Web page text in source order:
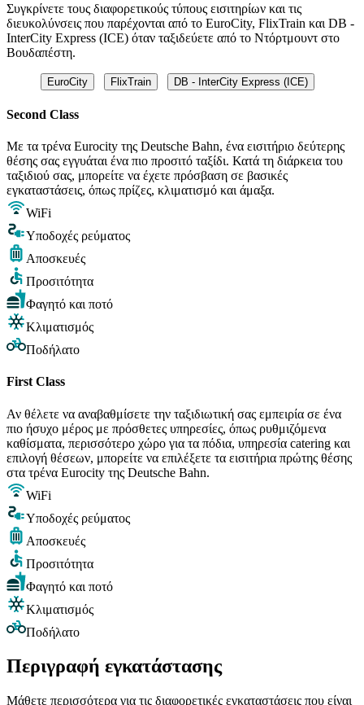
Συγκρίνετε τους διαφορετικούς τύπους εισιτηρίων και τις
διευκολύνσεις που παρέχονται από το EuroCity, FlixTrain και DB -
InterCity Express (ICE) όταν ταξιδεύετε από το Ντόρτμουντ στο
Βουδαπέστη.
EuroCity FlixTrain DB - InterCity Express (ICE)
Second Class
Με τα τρένα Eurocity της Deutsche Bahn, ένα εισιτήριο δεύτερης
θέσης σας εγγυάται ένα πιο προσιτό ταξίδι. Κατά τη διάρκεια του
ταξιδιού σας, μπορείτε να έχετε πρόσβαση σε βασικές
εγκαταστάσεις, όπως πρίζες, κλιματισμό και άμαξα.
WiFi
Υποδοχές ρεύματος
Αποσκευές
Προσιτότητα
Φαγητό και ποτό
Κλιματισμός
Ποδήλατο
First Class
Αν θέλετε να αναβαθμίσετε την ταξιδιωτική σας εμπειρία σε ένα
πιο ήσυχο μέρος με πρόσθετες υπηρεσίες, όπως ρυθμιζόμενα
καθίσματα, περισσότερο χώρο για τα πόδια, υπηρεσία catering και
επιλογή θέσεων, μπορείτε να επιλέξετε τα εισιτήρια πρώτης θέσης
στα τρένα Eurocity της Deutsche Bahn.
WiFi
Υποδοχές ρεύματος
Αποσκευές
Προσιτότητα
Φαγητό και ποτό
Κλιματισμός
Ποδήλατο
Περιγραφή εγκατάστασης
Μάθετε περισσότερα για τις διαφορετικές εγκαταστάσεις που είναι